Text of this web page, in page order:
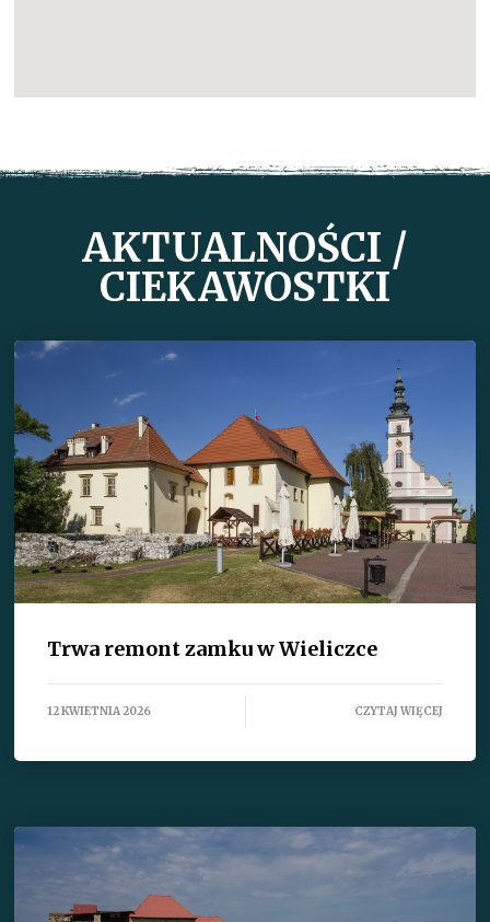
AKTUALNOŚCI /
CIEKAWOSTKI
Trwa remont zamku w Wieliczce
12 KWIETNIA 2026 CZYTAJ WIĘCEJ